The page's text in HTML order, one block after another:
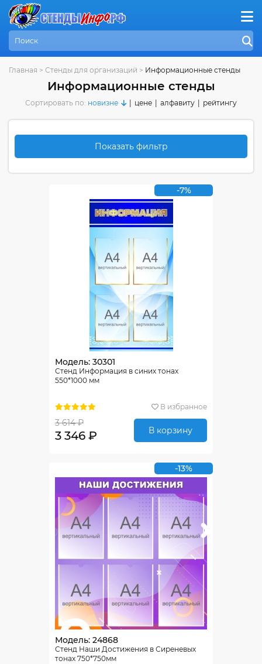
Главная > Стенды для организаций > Информационные стенды
Информационные стенды
Сортировать по: новизне цене алфавиту рейтингу
Показать фильтр
-7%
Модель: 30301
Стенд Информация в синих тонах
550*1000 мм
В избранное
3 614 ₽
3 346 ₽ В корзину
-13%
Модель: 24868
Стенд Наши Достижения в Сиреневых
тонах 750*750мм